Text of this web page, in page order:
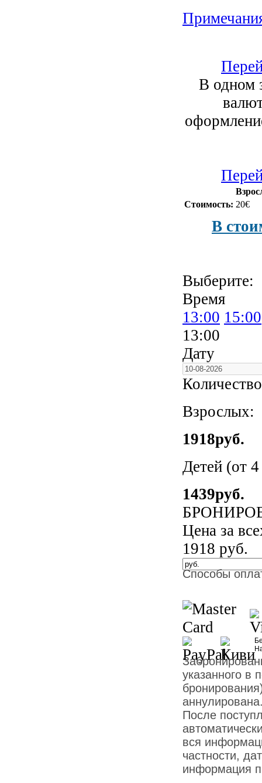
В одном
Стоимость: 20€
В
Выберите:
Время
13:00 15:00
13:00
Дату
Взрослых:
1918руб.
Детей (от
1439руб.
Цена за
1918 руб.
Способы
указанного в
После
вся
частности,
информация